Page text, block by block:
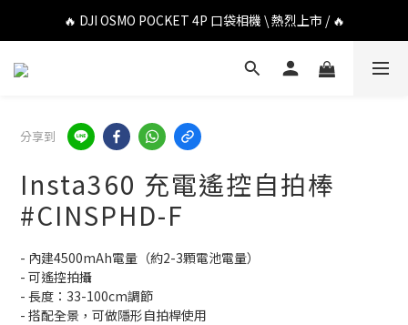
🔥 DJI OSMO POCKET 4P 口袋相機 \ 熱烈上市 / 🔥
🔥 DJI OSMO POCKET 4P 口袋相機 \ 熱烈上市 / 🔥
🔥 Insta360 Luna Ultra 雲台相機 \ 熱烈上市 / 🔥
🔥 DJI OSMO POCKET 4P 口袋相機 \ 熱烈上市 / 🔥
分享到
Insta360 充電遙控自拍棒
#CINSPHD-F
- 內建4500mAh電量（約2-3顆電池電量）
- 可遙控拍攝
- 長度：33-100cm調節
- 搭配全景，可做隱形自拍桿使用